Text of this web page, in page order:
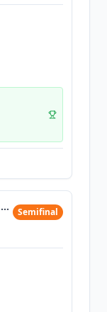
II TORNEO DE PÁDEL SOLIDARIO - ASPERGA
Semifinal